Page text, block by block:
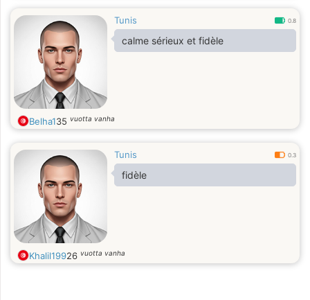
Tunis 0.8
calme sérieux et fidèle
Belha135 vuotta vanha
Tunis 0.3
fidèle
Khalil19926 vuotta vanha